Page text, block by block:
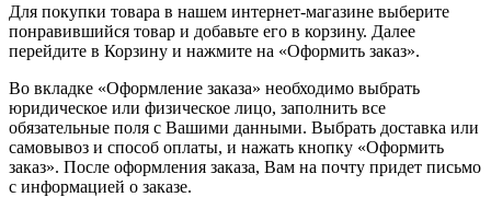
Для покупки товара в нашем интернет-магазине выберите
понравившийся товар и добавьте его в корзину. Далее
перейдите в Корзину и нажмите на «Оформить заказ».
Во вкладке «Оформление заказа» необходимо выбрать
юридическое или физическое лицо, заполнить все
обязательные поля с Вашими данными. Выбрать доставка или
самовывоз и способ оплаты, и нажать кнопку «Оформить
заказ». После оформления заказа, Вам на почту придет письмо
с информацией о заказе.